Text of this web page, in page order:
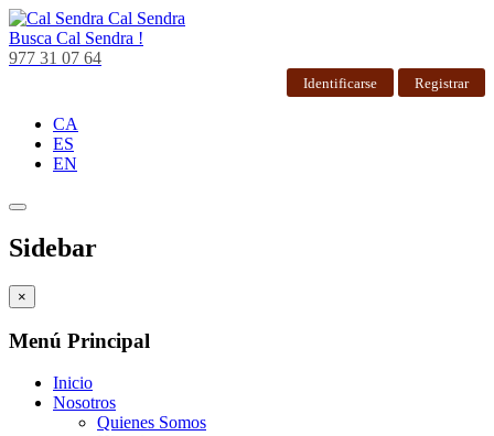
Cal Sendra
Busca Cal Sendra !
977 31 07 64
Identificarse Registrar
CA
ES
EN
Sidebar
×
Menú Principal
Inicio
Nosotros
Quienes Somos